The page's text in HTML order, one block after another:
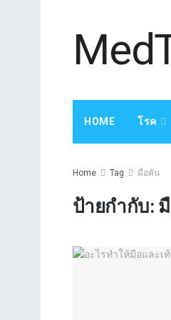
HOME โรค
Home Tag มือคัน
ป้ายกำกับ: